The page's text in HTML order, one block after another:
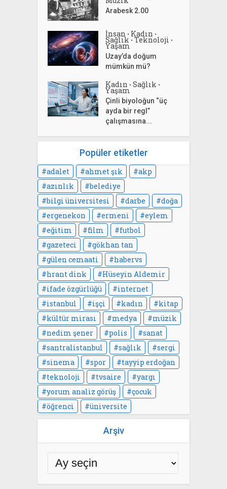
Arabesk 2.00
İnsan • Kadın •
Sağlık • Teknoloji •
Yaşam
Uzay’da doğum
mümkün mü?
Kadın • Sağlık •
Yaşam
Çinli biyoloğun “üç
ayda bir regl”
çalışmasına...
Popüler etiketler
adalet ahmet şık
akp
azınlık
belediye
bilgi üniversitesi
darbe
doğa
ergenekon
ermeni
eylem
eğitim
film
futbol
gazeteci
gökhan tan
gülen cemaati
habervs
hrant dink
Hüseyin Aldemir
ifade özgürlüğü
internet
istanbul
işçi kadın
kitap
kültür mirası
medya
müzik
nedim şener
polis
sanat
santralistanbul
sağlık
sergi
sinema
spor
tayyip erdoğan
teknoloji
tvsaire
yargı
yorum analiz görüş
çocuk
öğrenci
üniversite
Arşiv